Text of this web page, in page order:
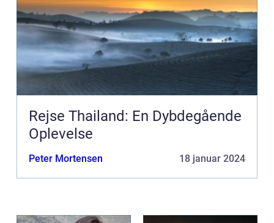
Rejse Thailand: En Dybdegående
Oplevelse
Peter Mortensen 18 januar 2024